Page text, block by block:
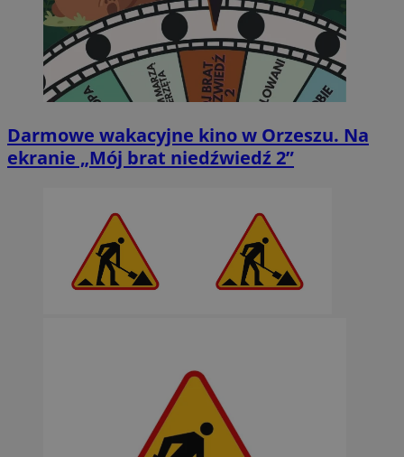
Darmowe wakacyjne kino w Orzeszu. Na
ekranie „Mój brat niedźwiedź 2”